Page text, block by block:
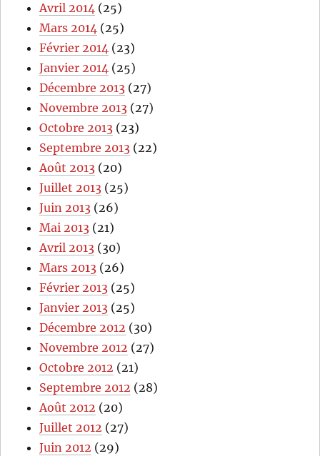
Avril 2014 (25)
Mars 2014 (25)
Février 2014 (23)
Janvier 2014 (25)
Décembre 2013 (27)
Novembre 2013 (27)
Octobre 2013 (23)
Septembre 2013 (22)
Août 2013 (20)
Juillet 2013 (25)
Juin 2013 (26)
Mai 2013 (21)
Avril 2013 (30)
Mars 2013 (26)
Février 2013 (25)
Janvier 2013 (25)
Décembre 2012 (30)
Novembre 2012 (27)
Octobre 2012 (21)
Septembre 2012 (28)
Août 2012 (20)
Juillet 2012 (27)
Juin 2012 (29)